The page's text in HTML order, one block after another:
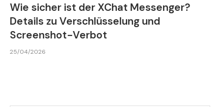
Wie sicher ist der XChat Messenger?
Details zu Verschlüsselung und
Screenshot-Verbot
25/04/2026